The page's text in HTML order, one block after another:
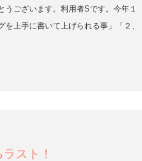
うございます。利用者Sです。今年１
を上手に書いて上げられる事」「２、
スト！